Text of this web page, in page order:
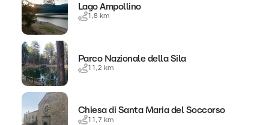
Lago Ampollino
1,8 km
Parco Nazionale della Sila
11,2 km
Chiesa di Santa Maria del Soccorso
11,7 km